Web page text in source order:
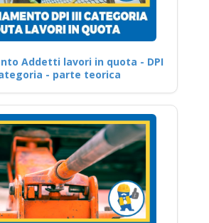
Addetti lavori in quota - DPI
- parte teorica